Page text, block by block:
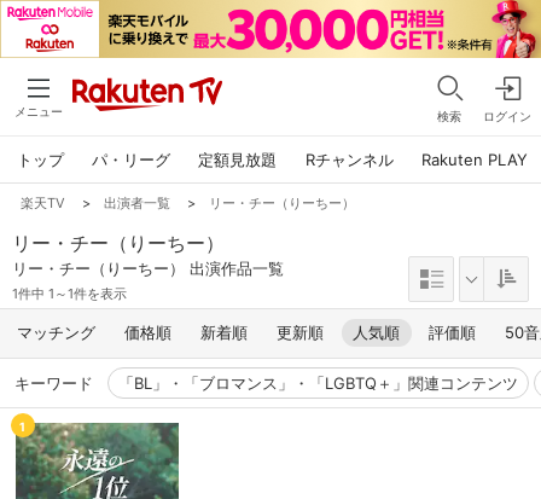
メニュー 検索 ログイン
トップ パ・リーグ 定額見放題 Rチャンネル Rakuten PLAY
楽天TV > 出演者一覧 > リー・チー（りーちー）
リー・チー（りーちー）
リー・チー（りーちー） 出演作品一覧
1件中 1～1件を表示
マッチング 価格順 新着順 更新順 人気順 評価順 50
キーワード 「BL」・「ブロマンス」・「LGBTQ＋」関連コンテンツ
1